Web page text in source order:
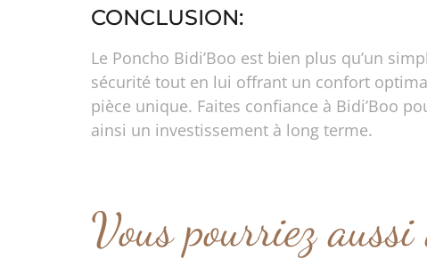
CONCLUSION:
Le Poncho Bidi’Boo est bien plus qu’un
sécurité tout en lui offrant un confort
pièce unique. Faites confiance à Bidi’Boo
ainsi un investissement à long terme.
Vous pourriez